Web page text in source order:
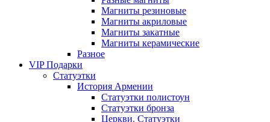
Магниты резиновые
Магниты акриловые
Магниты закатные
Магниты керамические
Разное
VIP Подарки
Статуэтки
История Армении
Статуэтки полистоун
Статуэтки бронза
Церкви. Статуэтки